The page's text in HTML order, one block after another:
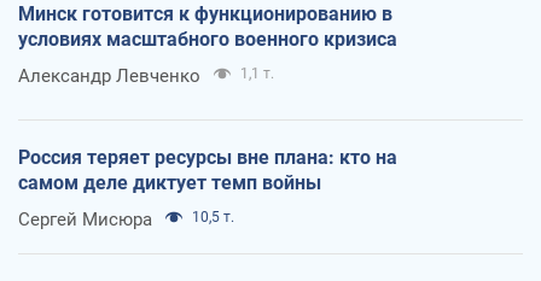
Минск готовится к функционированию в
условиях масштабного военного кризиса
Александр Левченко 1,1 т.
Россия теряет ресурсы вне плана: кто на
самом деле диктует темп войны
Сергей Мисюра 10,5 т.